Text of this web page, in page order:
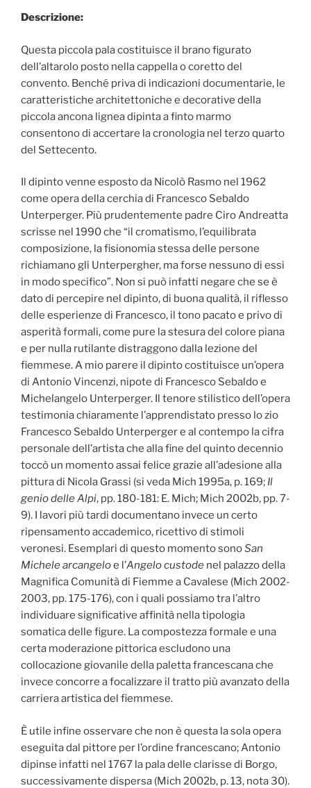
Descrizione:
Questa piccola pala costituisce il brano figurato
dell’altarolo posto nella cappella o coretto del
convento. Benché priva di indicazioni documentarie, le
caratteristiche architettoniche e decorative della
piccola ancona lignea dipinta a finto marmo
consentono di accertare la cronologia nel terzo quarto
del Settecento.
Il dipinto venne esposto da Nicolò Rasmo nel 1962
come opera della cerchia di Francesco Sebaldo
Unterperger. Più prudentemente padre Ciro Andreatta
scrisse nel 1990 che “il cromatismo, l’equilibrata
composizione, la fisionomia stessa delle persone
richiamano gli Unterpergher, ma forse nessuno di essi
in modo specifico”. Non si può infatti negare che se è
dato di percepire nel dipinto, di buona qualità, il riflesso
delle esperienze di Francesco, il tono pacato e privo di
asperità formali, come pure la stesura del colore piana
e per nulla rutilante distraggono dalla lezione del
fiemmese. A mio parere il dipinto costituisce un’opera
di Antonio Vincenzi, nipote di Francesco Sebaldo e
Michelangelo Unterperger. Il tenore stilistico dell’opera
testimonia chiaramente l’apprendistato presso lo zio
Francesco Sebaldo Unterperger e al contempo la cifra
personale dell’artista che alla fine del quinto decennio
toccò un momento assai felice grazie all’adesione alla
pittura di Nicola Grassi (si veda Mich 1995a, p. 169; Il
genio delle Alpi, pp. 180-181: E. Mich; Mich 2002b, pp. 7-
9). I lavori più tardi documentano invece un certo
ripensamento accademico, ricettivo di stimoli
veronesi. Esemplari di questo momento sonoSan
Michele arcangeloe l’Angelo custode nel palazzo della
Magnifica Comunità di Fiemme a Cavalese (Mich 2002-
2003, pp. 175-176), con i quali possiamo tra l’altro
individuare significative affinità nella tipologia
somatica delle figure. La compostezza formale e una
certa moderazione pittorica escludono una
collocazione giovanile della paletta francescana che
invece concorre a focalizzare il tratto più avanzato della
carriera artistica del fiemmese.
È utile infine osservare che non è questa la sola opera
eseguita dal pittore per l’ordine francescano; Antonio
dipinse infatti nel 1767 la pala delle clarisse di Borgo,
successivamente dispersa (Mich 2002b, p. 13, nota 30).